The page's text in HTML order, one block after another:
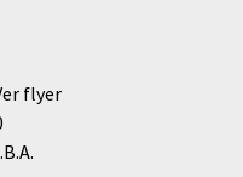
flyer